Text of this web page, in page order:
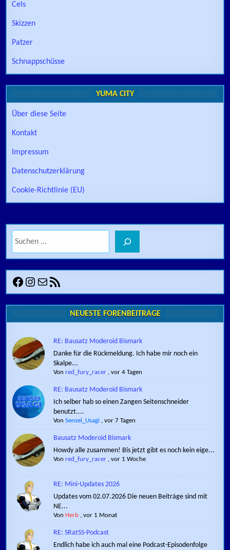
Cels
Skizzen
Patzer
Schnappschüsse
YUMA CITY
Über diese Seite
Kontakt
Impressum
Datenschutzerklärung
Cookie-Richtlinie (EU)
Facebook
Instagram
E-MailRSS-Feed
NEUESTE FORENBEITRÄGE
RE: Bausatz Moderoid Bismark
Danke für die Rückmeldung. Ich habe mir noch ein
Skalpe...
Vonred_fury_racer ,vor 4 Tagen
RE: Bausatz Moderoid Bismark
Ich selber hab so einen Zangen Seitenschneider
benutzt....
VonSensei_Usagi ,vor 7 Tagen
Bausatz Moderoid Bismark
Howdy alle zusammen! Bis jetzt gibt es noch kein eige...
Vonred_fury_racer ,vor 1 Woche
RE: Mini-Updates 2026
Updates vom 02.07.2026 Die neuen Beiträge sind mit
NE...
Von Herb ,vor 1 Monat
RE: SRatSS-Podcast
Endlich habe ich auch mal eine Podcast-Episodenfolge